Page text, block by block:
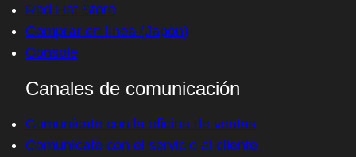
Red Hat Store
Comprar en línea (Japón)
Console
Canales de comunicación
Comunícate con la oficina de ventas
Comunícate con el servicio al cliente